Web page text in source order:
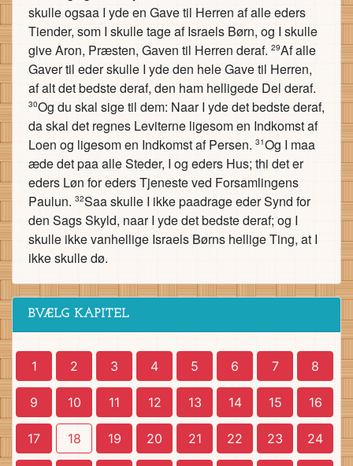
skulle ogsaa I yde en Gave til Herren af alle eders
Tiender, som I skulle tage af Israels Børn, og I skulle
give Aron, Præsten, Gaven til Herren deraf. 29Af alle
Gaver til eder skulle I yde den hele Gave til Herren,
af alt det bedste deraf, den ham helligede Del deraf.
30Og du skal sige til dem: Naar I yde det bedste deraf,
da skal det regnes Leviterne ligesom en Indkomst af
Loen og ligesom en Indkomst af Persen. 31Og I maa
æde det paa alle Steder, I og eders Hus; thi det er
eders Løn for eders Tjeneste ved Forsamlingens
Paulun. 32Saa skulle I ikke paadrage eder Synd for
den Sags Skyld, naar I yde det bedste deraf; og I
skulle ikke vanhellige Israels Børns hellige Ting, at I
ikke skulle dø.
BVÆLG KAPITEL
1 2 3 4 5 6 7 8
9 10 11 12 13 14 15 16
17 18 19 20 21 22 23 24